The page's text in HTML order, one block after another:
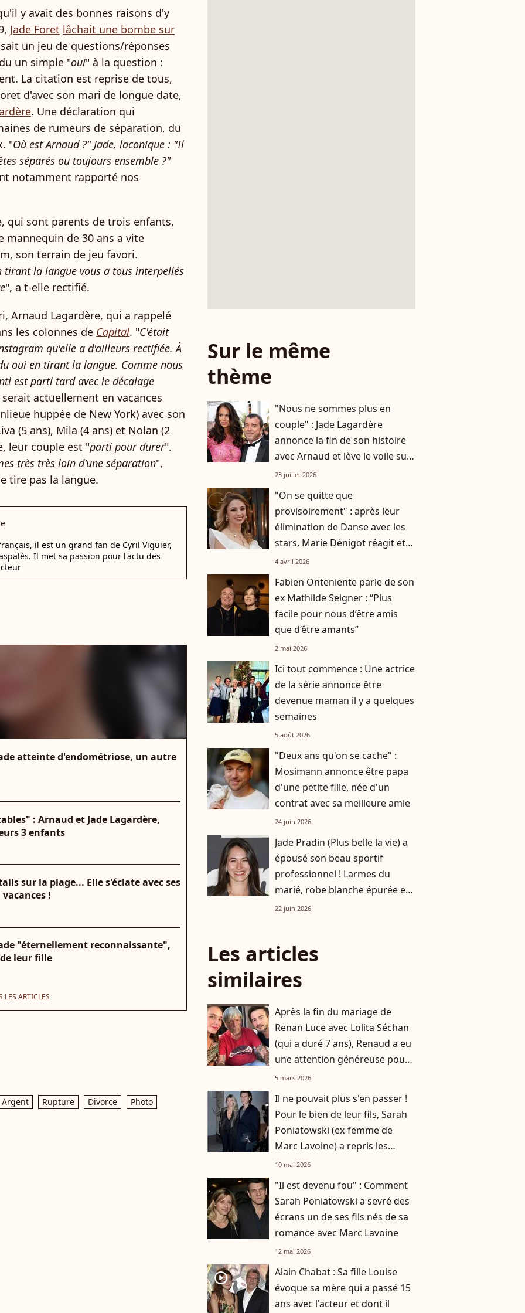
y avait des bonnes raisons d'y
Jade Foret lâchait une bombe sur
un jeu de questions/réponses
un simple "oui" à la question :
La citation est reprise de tous,
d'avec son mari de longue date,
. Une déclaration qui
de rumeurs de séparation, du
"Où est Arnaud ?" Jade, laconique : "Il
séparés ou toujours ensemble ?"
notamment rapporté nos
qui sont parents de trois enfants,
mannequin de 30 ans a vite
son terrain de jeu favori.
la langue vous a tous interpellés
", a t-elle rectifié.
Arnaud Lagardère, qui a rappelé
les colonnes de Capital. "C'était
qu'elle a d'ailleurs rectifiée. À
oui en tirant la langue. Comme nous
est parti tard avec le décalage
actuellement en vacances
huppée de New York) avec son
(5 ans), Mila (4 ans) et Nolan (2
leur couple est "parti pour durer".
très très loin d'une séparation",
tire pas la langue.
il est un grand fan de Cyril Viguier,
Il met sa passion pour l'actu des
atteinte d'endométriose, un autre
: Arnaud et Jade Lagardère,
3 enfants
sur la plage... Elle s'éclate avec ses
!
"éternellement reconnaissante",
leur fille
LES ARTICLES
Argent Rupture Divorce Photo
Sur le même
thème
"Nous ne sommes plus en
couple" : Jade Lagardère
annonce la fin de son histoire
avec Arnaud et lève le voile sur
leur arrangement très
23 juillet 2026
"On se quitte que
provisoirement" : après leur
élimination de Danse avec les
stars, Marie Dénigot réagit et
annonce déjà une suite avec
4 avril 2026
Fabien Onteniente parle de son
ex Mathilde Seigner : “Plus
facile pour nous d’être amis
que d’être amants”
2 mai 2026
Ici tout commence : Une actrice
de la série annonce être
devenue maman il y a quelques
semaines
5 août 2026
"Deux ans qu'on se cache" :
Mosimann annonce être papa
d'une petite fille, née d'un
contrat avec sa meilleure amie
24 juin 2026
Jade Pradin (Plus belle la vie) a
épousé son beau sportif
professionnel ! Larmes du
marié, robe blanche épurée et
pluie de bulles, toutes les
22 juin 2026
Les articles
similaires
Après la fin du mariage de
Renan Luce avec Lolita Séchan
(qui a duré 7 ans), Renaud a eu
une attention généreuse pour
sa fille
5 mars 2026
Il ne pouvait plus s'en passer !
Pour le bien de leur fils, Sarah
Poniatowski (ex-femme de
Marc Lavoine) a repris les
choses en main à la maison
10 mai 2026
"Il est devenu fou" : Comment
Sarah Poniatowski a sevré des
écrans un de ses fils nés de sa
romance avec Marc Lavoine
12 mai 2026
player2
Alain Chabat : Sa fille Louise
évoque sa mère qui a passé 15
ans avec l'acteur et dont il